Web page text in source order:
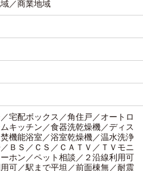
／商業地域
宅配ボックス／角住戸／オートロ
キッチン／食器洗乾燥機／ディス
機能浴室／浴室乾燥機／温水洗浄
ＢＳ／ＣＳ／ＣＡＴＶ／ＴＶモニ
ホン／ペット相談／２沿線利用可
可／駅まで平坦／前面棟無／耐震